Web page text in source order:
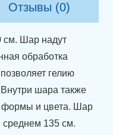
Отзывы (0)
см. Шар надут
обработка
гелию
шара также
формы и цвета. Шар
среднем 135 см.